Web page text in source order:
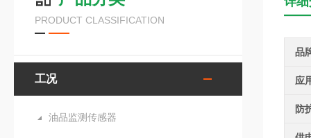
PRODUCT CLASSIFICATION
工况
油品监测传感器
品
应
防